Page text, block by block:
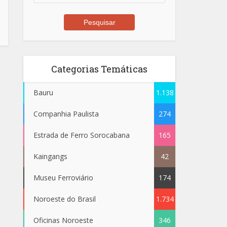
Categorias Temáticas
Bauru 1.138
Companhia Paulista 274
Estrada de Ferro Sorocabana 165
Kaingangs 42
Museu Ferroviário 174
Noroeste do Brasil 1.734
Oficinas Noroeste 346